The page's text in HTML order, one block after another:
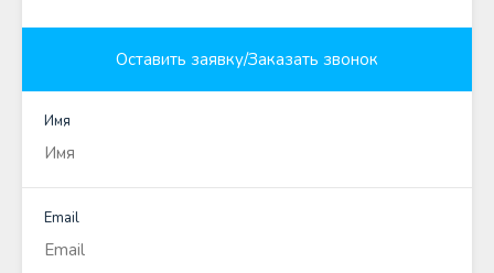
Оставить заявку/Заказать звонок
Имя
Email